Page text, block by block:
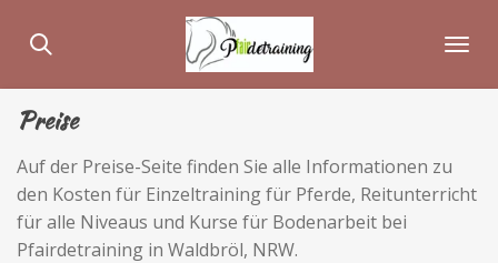
Hauptinhalt
Preise
Auf der Preise-Seite finden Sie alle Informationen zu
den Kosten für Einzeltraining für Pferde, Reitunterricht
für alle Niveaus und Kurse für Bodenarbeit bei
Pfairdetraining in Waldbröl, NRW.